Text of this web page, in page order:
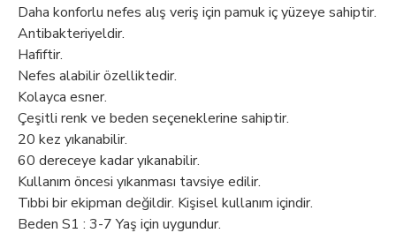
Daha konforlu nefes alış veriş için pamuk iç yüzeye sahiptir.
Antibakteriyeldir.
Hafiftir.
Nefes alabilir özelliktedir.
Kolayca esner.
Çeşitli renk ve beden seçeneklerine sahiptir.
20 kez yıkanabilir.
60 dereceye kadar yıkanabilir.
Kullanım öncesi yıkanması tavsiye edilir.
Tıbbi bir ekipman değildir. Kişisel kullanım içindir.
Beden S1 : 3-7 Yaş için uygundur.